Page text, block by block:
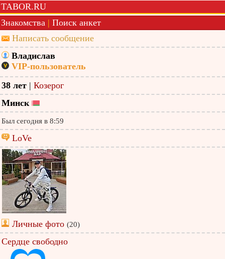
TABOR.RU
Знакомства | Поиск анкет
Написать сообщение
Владислав
VIP-пользователь
38 лет | Козерог
Минск
Был сегодня в 8:59
LoVe
Личные фото (20)
Сердце свободно